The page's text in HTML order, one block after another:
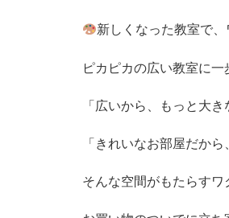
新しくなった教室で
ピカピカの広い教室に
「広いから、もっと大
「きれいなお部屋だか
そんな空間がもたらすワ